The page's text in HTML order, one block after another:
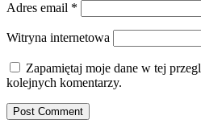
Adres email *
Witryna internetowa
Zapamiętaj moje dane w tej
kolejnych komentarzy.